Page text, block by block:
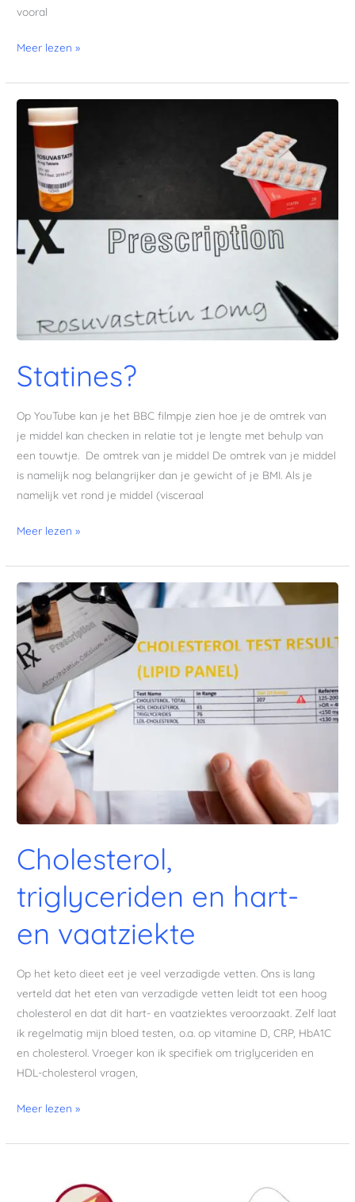
vooral
Meer lezen »
Statines?
Op YouTube kan je het BBC filmpje zien hoe je de omtrek van
je middel kan checken in relatie tot je lengte met behulp van
een touwtje. De omtrek van je middel De omtrek van je middel
is namelijk nog belangrijker dan je gewicht of je BMI. Als je
namelijk vet rond je middel (visceraal
Statines?
Meer lezen »
Cholesterol,
triglyceriden en hart-
en vaatziekte
Op het keto dieet eet je veel verzadigde vetten. Ons is lang
verteld dat het eten van verzadigde vetten leidt tot een hoog
cholesterol en dat dit hart- en vaatziektes veroorzaakt. Zelf laat
ik regelmatig mijn bloed testen, o.a. op vitamine D, CRP, HbA1C
en cholesterol. Vroeger kon ik specifiek om triglyceriden en
HDL-cholesterol vragen,
Cholesterol,
triglyceriden
en
hart-
en
vaatziekte
Meer lezen »